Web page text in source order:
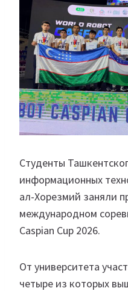
Студенты
информационных
ал-Хорезмий заняли
международном
Caspian Cup 2026.
От университета
четыре из которых